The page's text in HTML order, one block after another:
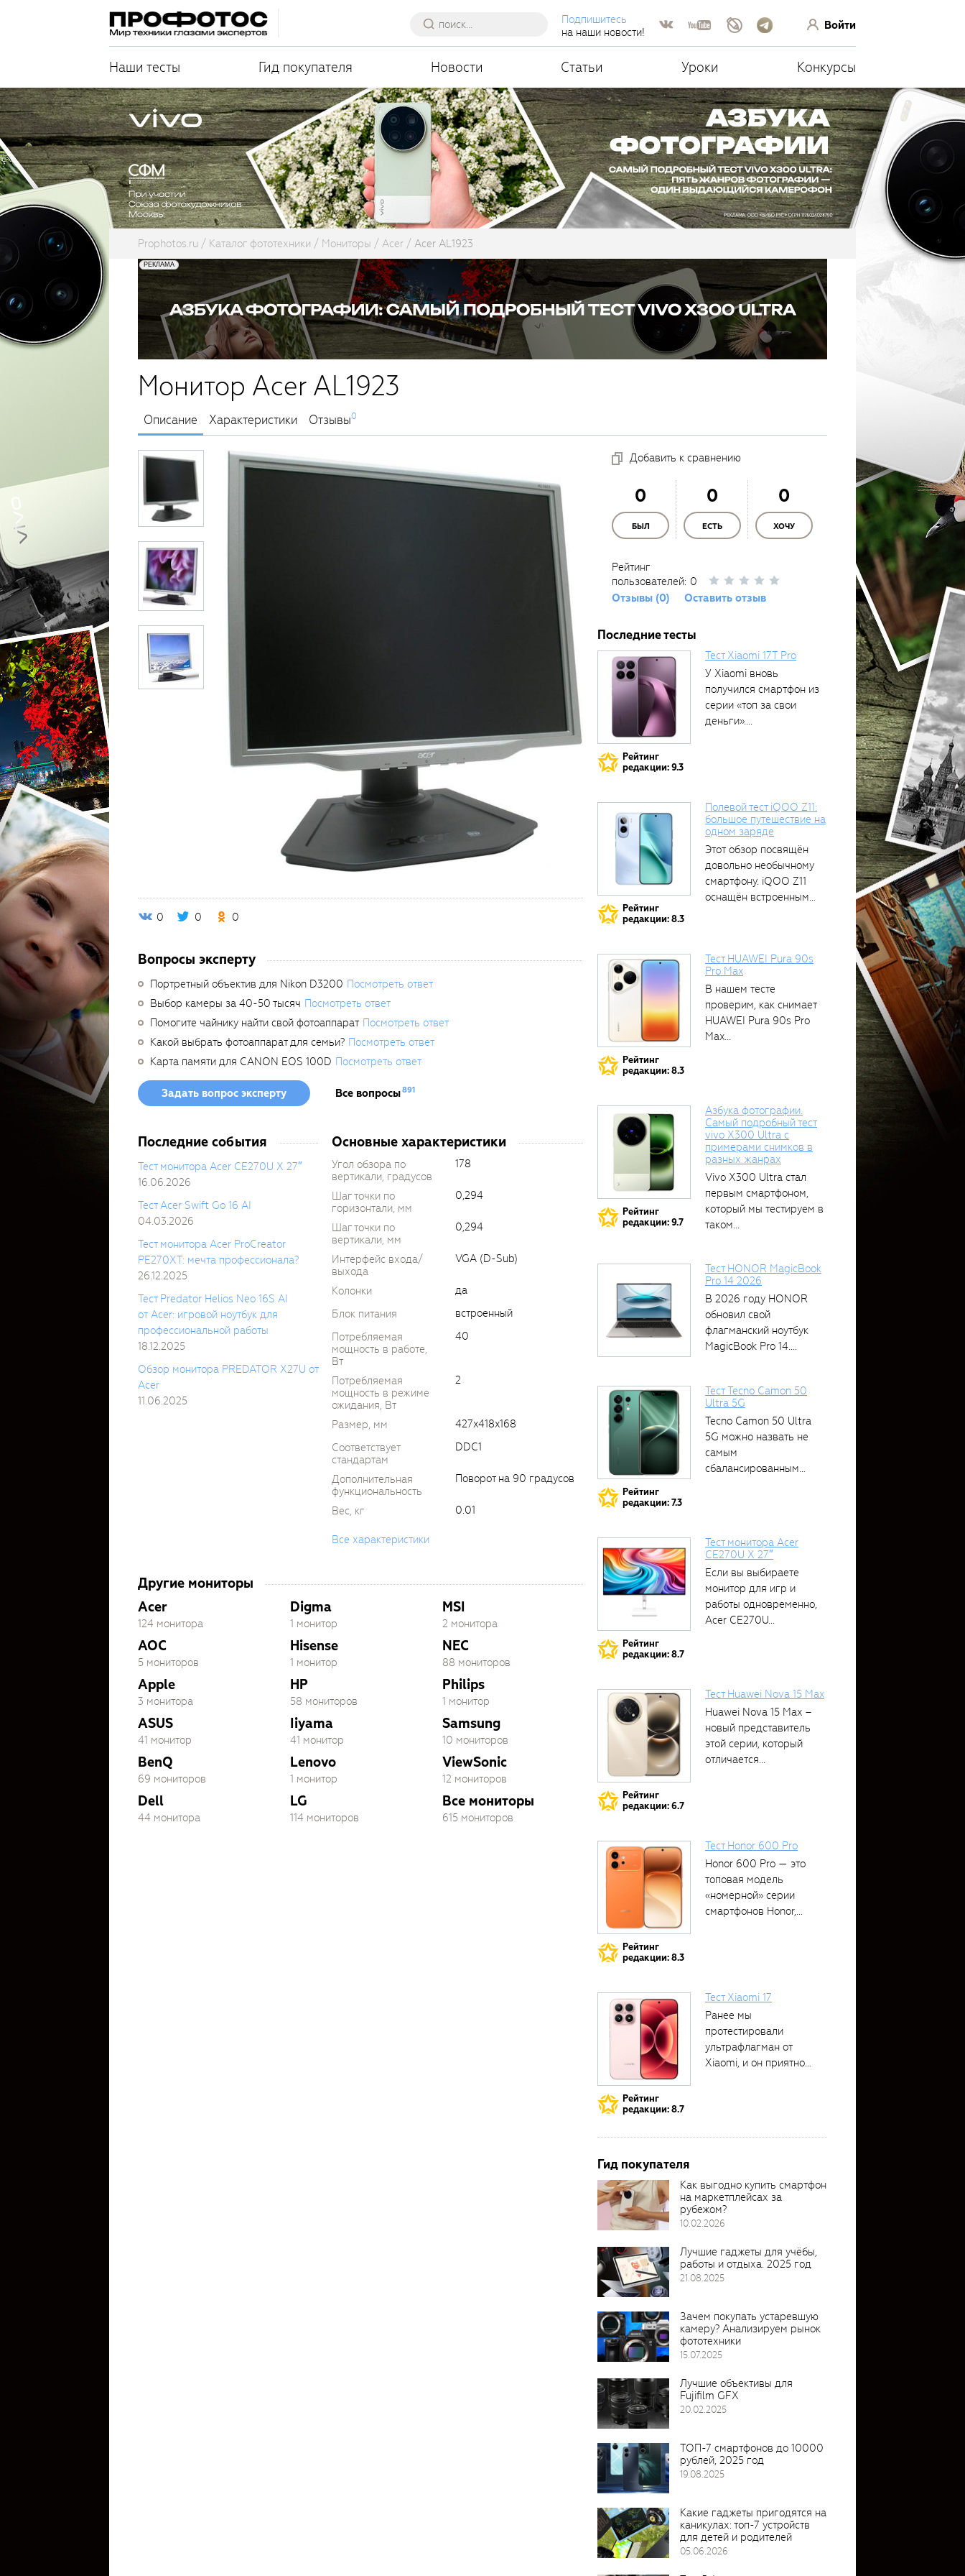
Подпишитесь
на наши новости!
Войти
Наши тесты Гид покупателя Новости Статьи Уроки Конкурсы
Prophotos.ru Каталог фототехники Мониторы Acer Acer AL1923
Монитор Acer AL1923
Описание Характеристики Отзывы0
0 0 0
Вопросы эксперту
Портретный объектив для Nikon D3200 Посмотреть ответ
Выбор камеры за 40-50 тысяч Посмотреть ответ
Помогите чайнику найти свой фотоаппарат Посмотреть ответ
Какой выбрать фотоаппарат для семьи? Посмотреть ответ
Карта памяти для CANON EOS 100D Посмотреть ответ
Задать вопрос эксперту Все вопросы891
Последние события
Тест монитора Acer CE270U X 27″
16.06.2026
Тест Acer Swift Go 16 AI
04.03.2026
Тест монитора Acer ProCreator
PE270XT: мечта профессионала?
26.12.2025
Тест Predator Helios Neo 16S AI
от Acer: игровой ноутбук для
профессиональной работы
18.12.2025
Обзор монитора PREDATOR X27U от
Acer
11.06.2025
Основные характеристики
Угол обзора по
вертикали, градусов
178
Шаг точки по
горизонтали, мм
0,294
Шаг точки по
вертикали, мм
0,294
Интерфейс входа/
выхода
VGA (D-Sub)
Колонки
да
Блок питания
встроенный
Потребляемая
мощность в работе,
Вт
40
Потребляемая
мощность в режиме
ожидания, Вт
2
Размер, мм
427x418x168
Соответствует
стандартам
DDC1
Дополнительная
функциональность
Поворот на 90 градусов
Вес, кг 0.01
Все характеристики
Другие мониторы
Acer
124 монитора
AOC
5 мониторов
Apple
3 монитора
ASUS
41 монитор
BenQ
69 мониторов
Dell
44 монитора
Digma
1 монитор
Hisense
1 монитор
HP
58 мониторов
Iiyama
41 монитор
Lenovo
1 монитор
LG
114 мониторов
MSI
2 монитора
NEC
88 мониторов
Philips
1 монитор
Samsung
10 мониторов
ViewSonic
12 мониторов
Все мониторы
615 мониторов
Добавить к сравнению
0
БЫЛ
0
ЕСТЬ
0
ХОЧУ
Рейтинг
пользователей: 0
Отзывы (0)
Оставить отзыв
Последние тесты
Рейтинг
редакции: 9.3
Тест Xiaomi 17T Pro
У Xiaomi вновь
получился смартфон из
серии «топ за свои
деньги»....
Рейтинг
редакции: 8.3
Полевой тест iQOO Z11:
большое путешествие на
одном заряде
Этот обзор посвящён
довольно необычному
смартфону. iQOO Z11
оснащён встроенным
Рейтинг
редакции: 8.3
Тест HUAWEI Pura 90s
Pro Max
В нашем тесте
проверим, как снимает
HUAWEI Pura 90s Pro
Max...
Рейтинг
редакции: 9.7
Азбука фотографии.
Самый подробный тест
vivo X300 Ultra с
примерами снимков в
разных жанрах
Vivo X300 Ultra стал
первым смартфоном,
который мы тестируем в
таком...
Тест HONOR MagicBook
Pro 14 2026
В 2026 году HONOR
обновил свой
флагманский ноутбук
MagicBook Pro 14....
Рейтинг
редакции: 7.3
Тест Tecno Camon 50
Ultra 5G
Tecno Camon 50 Ultra
5G можно назвать не
самым
сбалансированным
Рейтинг
редакции: 8.7
Тест монитора Acer
CE270U X 27″
Если вы выбираете
монитор для игр и
работы одновременно,
Acer CE270U...
Рейтинг
редакции: 6.7
Тест Huawei Nova 15 Max
Huawei Nova 15 Max –
новый представитель
этой серии, который
отличается...
Рейтинг
редакции: 8.3
Тест Honor 600 Pro
Honor 600 Pro — это
топовая модель
«номерной» серии
смартфонов Honor,...
Рейтинг
редакции: 8.7
Тест Xiaomi 17
Ранее мы
протестировали
ультрафлагман от
Xiaomi, и он приятно
Гид покупателя
Как выгодно купить смартфон
на маркетплейсах за
рубежом?
10.02.2026
Лучшие гаджеты для учёбы,
работы и отдыха. 2025 год
21.08.2025
Зачем покупать устаревшую
камеру? Анализируем рынок
фототехники
15.07.2025
Лучшие объективы для
Fujifilm GFX
20.02.2025
ТОП-7 смартфонов до 10000
рублей, 2025 год
19.08.2025
Какие гаджеты пригодятся на
каникулах: топ-7 устройств
для детей и родителей
05.06.2026